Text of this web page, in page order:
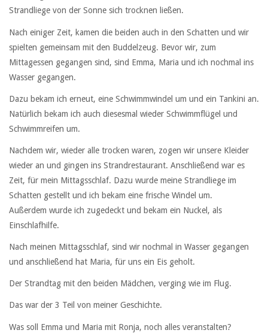
Strandliege von der Sonne sich trocknen ließen.
Nach einiger Zeit, kamen die beiden auch in den Schatten und wir
spielten gemeinsam mit den Buddelzeug. Bevor wir, zum
Mittagessen gegangen sind, sind Emma, Maria und ich nochmal ins
Wasser gegangen.
Dazu bekam ich erneut, eine Schwimmwindel um und ein Tankini an.
Natürlich bekam ich auch diesesmal wieder Schwimmflügel und
Schwimmreifen um.
Nachdem wir, wieder alle trocken waren, zogen wir unsere Kleider
wieder an und gingen ins Strandrestaurant. Anschließend war es
Zeit, für mein Mittagsschlaf. Dazu wurde meine Strandliege im
Schatten gestellt und ich bekam eine frische Windel um.
Außerdem wurde ich zugedeckt und bekam ein Nuckel, als
Einschlafhilfe.
Nach meinen Mittagsschlaf, sind wir nochmal in Wasser gegangen
und anschließend hat Maria, für uns ein Eis geholt.
Der Strandtag mit den beiden Mädchen, verging wie im Flug.
Das war der 3 Teil von meiner Geschichte.
Was soll Emma und Maria mit Ronja, noch alles veranstalten?